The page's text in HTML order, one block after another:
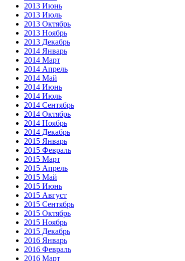
2013 Июнь
2013 Июль
2013 Октябрь
2013 Ноябрь
2013 Декабрь
2014 Январь
2014 Март
2014 Апрель
2014 Май
2014 Июнь
2014 Июль
2014 Сентябрь
2014 Октябрь
2014 Ноябрь
2014 Декабрь
2015 Январь
2015 Февраль
2015 Март
2015 Апрель
2015 Май
2015 Июнь
2015 Август
2015 Сентябрь
2015 Октябрь
2015 Ноябрь
2015 Декабрь
2016 Январь
2016 Февраль
2016 Март